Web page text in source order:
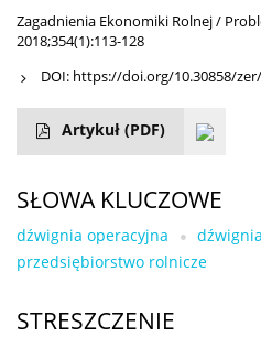
Zagadnienia Ekonomiki Rolnej /
2018;354(1):113-128
DOI: https://doi.org/10.30858/
Artykuł (PDF)
SŁOWA KLUCZOWE
dźwignia operacyjna
przedsiębiorstwo rolnicze
STRESZCZENIE